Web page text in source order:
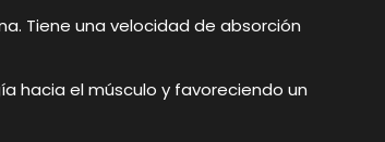
Tiene una velocidad de absorción
hacia el músculo y favoreciendo un